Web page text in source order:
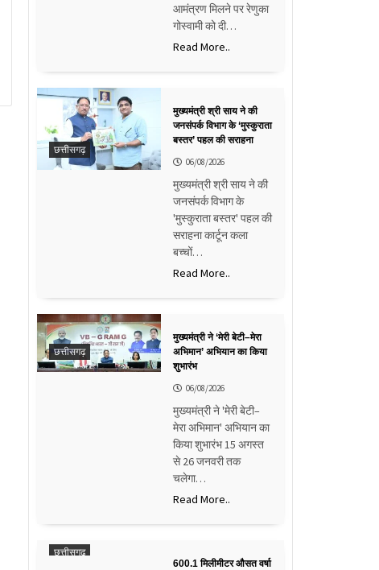
आमंत्रण मिलने पर रेणुका
गोस्वामी को दी…
Read More..
छत्तीसगढ़
मुख्यमंत्री श्री साय ने की
जनसंपर्क विभाग के ‘मुस्कुराता
बस्तर’ पहल की सराहना
06/08/2026
मुख्यमंत्री श्री साय ने की
जनसंपर्क विभाग के
'मुस्कुराता बस्तर' पहल की
सराहना कार्टून कला
बच्चों…
Read More..
छत्तीसगढ़
मुख्यमंत्री ने ‘मेरी बेटी–मेरा
अभिमान’ अभियान का किया
शुभारंभ
06/08/2026
मुख्यमंत्री ने 'मेरी बेटी–
मेरा अभिमान' अभियान का
किया शुभारंभ 15 अगस्त
से 26 जनवरी तक
चलेगा…
Read More..
छत्तीसगढ़
600.1 मिलीमीटर औसत वर्षा